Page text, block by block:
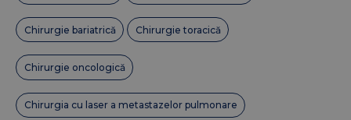
Chirurgie bariatrică Chirurgie toracică
Chirurgie oncologică
Chirurgia cu laser a metastazelor pulmonare